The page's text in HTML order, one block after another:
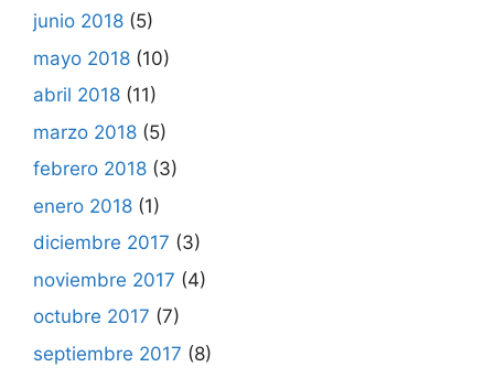
junio 2018 (5)
mayo 2018 (10)
abril 2018 (11)
marzo 2018 (5)
febrero 2018 (3)
enero 2018 (1)
diciembre 2017 (3)
noviembre 2017 (4)
octubre 2017 (7)
septiembre 2017 (8)